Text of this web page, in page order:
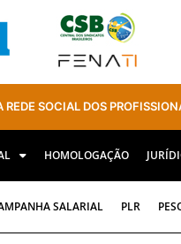
REDE SOCIAL DOS
HOMOLOGAÇÃO
SALARIAL PLR